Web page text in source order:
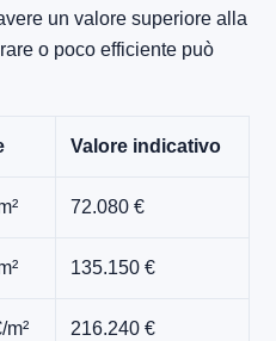
un valore superiore alla
o poco efficiente può
Valore indicativo
72.080 €
135.150 €
m² 216.240 €